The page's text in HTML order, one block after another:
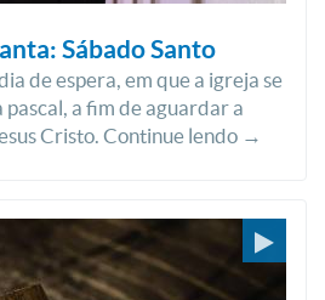
Sábado Santo
de espera, em que a igreja se
pascal, a fim de aguardar a
Cristo. Continue lendo →